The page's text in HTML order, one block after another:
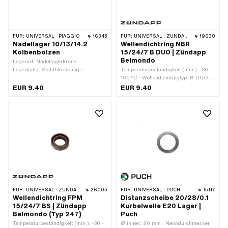
FÜR: UNIVERSAL · PIAGGIO 16345
Nadellager 10/13/14.2
Kolbenbolzen
Lagerart: Nadellagerkranz ·
Lagerkäfig: Stahlblechkäfig ·
Ø innen: 10 mm · Ø aussen: 13 mm ·
EUR 9.40
FÜR: UNIVERSAL · ZÜNDAPP BELMONDO · ZÜNDAPP 19630
Wellendichtring NBR
15/24/7 B DUO | Zündapp
Belmondo
Temperaturbeständigkeit (min.): -30 -
100 °C · Wellendichtringtyp: B DUO -
Mit Blech-Aussenmantel / zwei
NBR · Ø innen: 25.7 mm · Ø aussen:
EUR 9.40
FÜR: UNIVERSAL · ZÜNDAPP BELMONDO · ZÜNDAPP 26005
Wellendichtring FPM
15/24/7 BS | Zündapp
Belmondo (Typ 247)
Temperaturbeständigkeit (min.): -30 -
FÜR: UNIVERSAL · PUCH 15117
Distanzscheibe 20/28/0.1
Kurbelwelle E20 Lager |
Puch
Ø innen: 20 mm · Nenndurchmesser